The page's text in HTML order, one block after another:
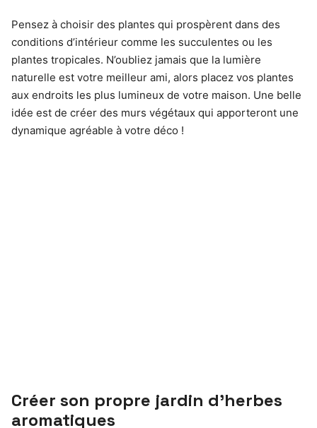
Pensez à choisir des plantes qui prospèrent dans des
conditions d’intérieur comme les succulentes ou les
plantes tropicales. N’oubliez jamais que la lumière
naturelle est votre meilleur ami, alors placez vos plantes
aux endroits les plus lumineux de votre maison. Une belle
idée est de créer des murs végétaux qui apporteront une
dynamique agréable à votre déco !
Créer son propre jardin d’herbes
aromatiques